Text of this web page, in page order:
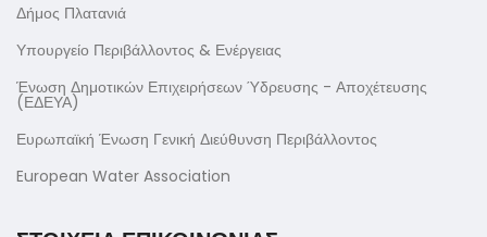
Δήμος Πλατανιά
Υπουργείο Περιβάλλοντος & Ενέργειας
Ένωση Δημοτικών Επιχειρήσεων Ύδρευσης - Αποχέτευσης
(ΕΔΕΥΑ)
Ευρωπαϊκή Ένωση Γενική Διεύθυνση Περιβάλλοντος
European Water Association